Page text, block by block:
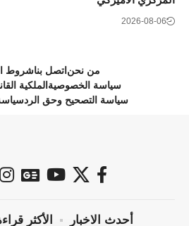
2026-08-06
من نحن اتصل بناشروط
سياسة الخصوصية الملكية
سياسة التصحيح وحق الرد
أحدث الاخبار الأكثر